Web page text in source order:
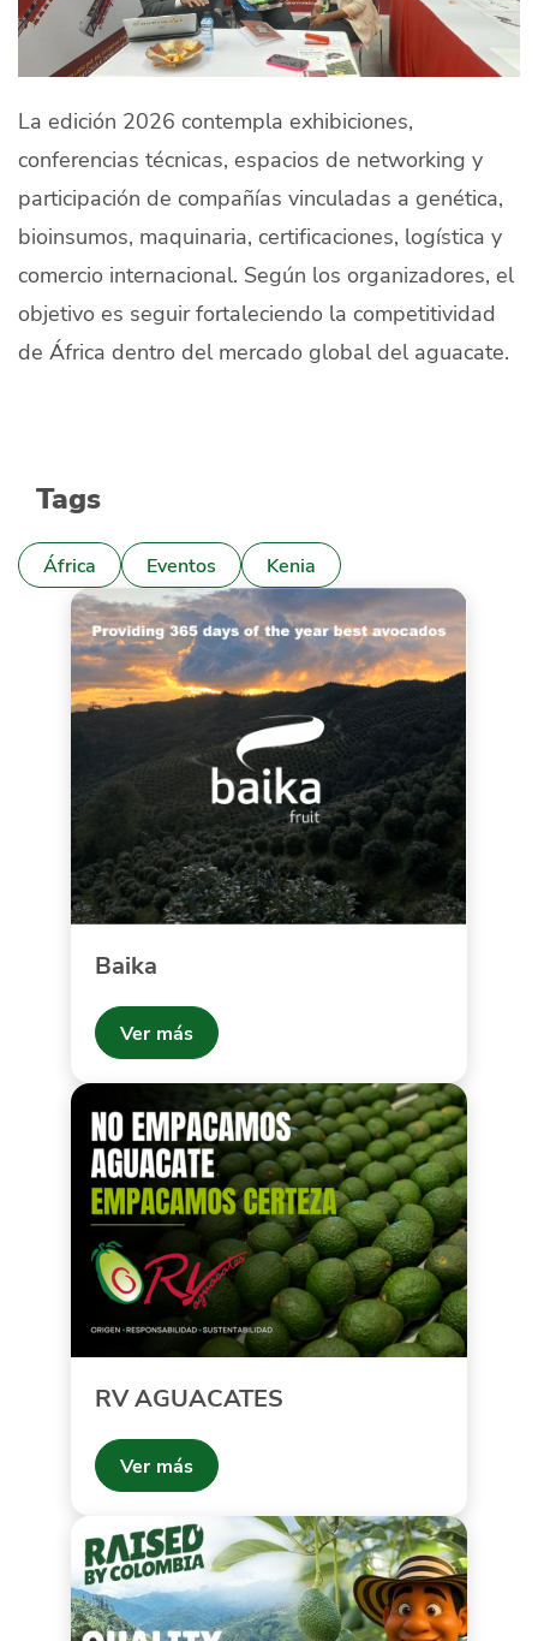
La edición 2026 contempla exhibiciones,
conferencias técnicas, espacios de networking y
participación de compañías vinculadas a genética,
bioinsumos, maquinaria, certificaciones, logística y
comercio internacional. Según los organizadores, el
objetivo es seguir fortaleciendo la competitividad
de África dentro del mercado global del aguacate.
Tags
África Eventos Kenia
Baika
Ver más
RV AGUACATES
Ver más